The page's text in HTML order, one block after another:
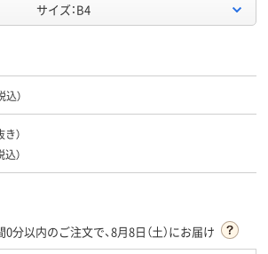
サイズ：B4
込）
き）
込）
0分以内のご注文で、8月8日（土）にお届け